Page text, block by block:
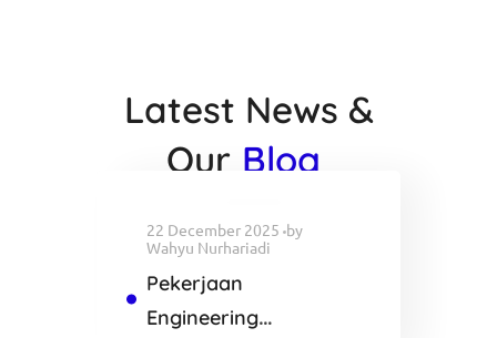
Latest News &
Our Blog
22 December 2025 by
Wahyu Nurhariadi
Pekerjaan
Engineering